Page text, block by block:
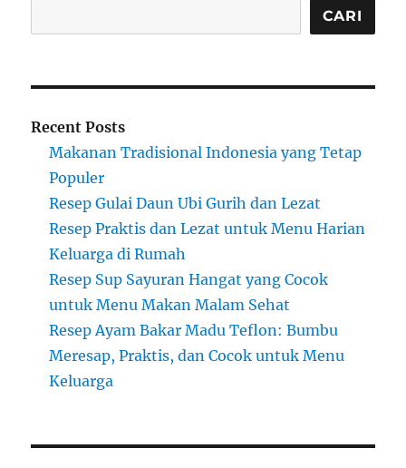
CARI
Recent Posts
Makanan Tradisional Indonesia yang Tetap
Populer
Resep Gulai Daun Ubi Gurih dan Lezat
Resep Praktis dan Lezat untuk Menu Harian
Keluarga di Rumah
Resep Sup Sayuran Hangat yang Cocok
untuk Menu Makan Malam Sehat
Resep Ayam Bakar Madu Teflon: Bumbu
Meresap, Praktis, dan Cocok untuk Menu
Keluarga